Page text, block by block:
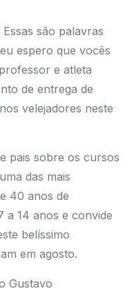
são palavras
espero que vocês
e atleta
de entrega de
velejadores neste
pais sobre os cursos
das mais
40 anos de
a 14 anos e convide
belíssimo
em agosto.
Gustavo